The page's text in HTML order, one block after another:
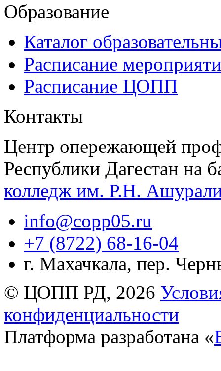
Образование
Каталог
Расписание
Расписание ЦОПП
Контакты
Центр опережающей
Республики Дагестан на
колледж им. Р.Н.
info@copp05.ru
+7 (8722) 68-16-04
г. Махачкала, пер.
© ЦОПП РД, 2026
конфиденциальности
Платформа разработана «